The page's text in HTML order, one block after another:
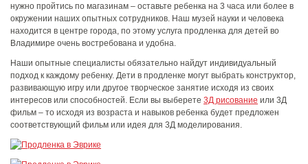
нужно пройтись по магазинам – оставьте ребенка на 3 часа или более в
окружении наших опытных сотрудников. Наш музей науки и человека
находится в центре города, по этому услуга продленка для детей во
Владимире очень востребована и удобна.
Наши опытные специалисты обязательно найдут индивидуальный
подход к каждому ребенку. Дети в продленке могут выбрать конструктор,
развивающую игру или другое творческое занятие исходя из своих
интересов или способностей. Если вы выберете 3Д рисование или 3Д
фильм – то исходя из возраста и навыков ребенка будет предложен
соответствующий фильм или идея для 3Д моделирования.